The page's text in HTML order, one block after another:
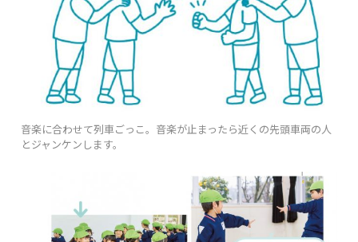
音楽に合わせて列車ごっこ。音楽が止まったら近くの先頭車両の人
とジャンケンします。